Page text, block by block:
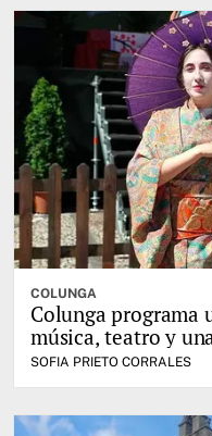
COLUNGA
Colunga programa
música, teatro y
SOFIA PRIETO CORRALES